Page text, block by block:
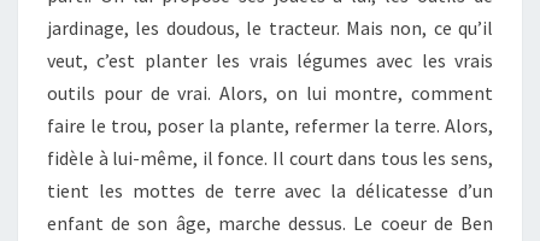
jardinage, les doudous, le tracteur. Mais non, ce qu’il
veut, c’est planter les vrais légumes avec les vrais
outils pour de vrai. Alors, on lui montre, comment
faire le trou, poser la plante, refermer la terre. Alors,
fidèle à lui-même, il fonce. Il court dans tous les sens,
tient les mottes de terre avec la délicatesse d’un
enfant de son âge, marche dessus. Le coeur de Ben